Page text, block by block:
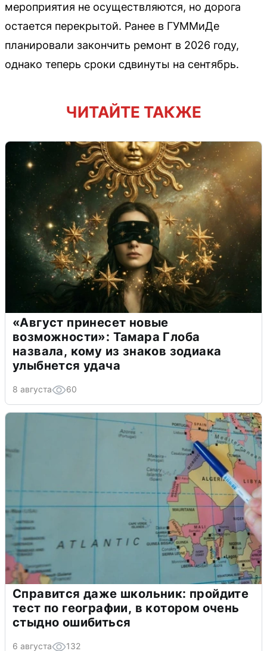
мероприятия не осуществляются, но дорога
остается перекрытой. Ранее в ГУММиДе
планировали закончить ремонт в 2026 году,
однако теперь сроки сдвинуты на сентябрь.
ЧИТАЙТЕ ТАКЖЕ
«Август принесет новые
возможности»: Тамара Глоба
назвала, кому из знаков зодиака
улыбнется удача
8 августа 60
Справится даже школьник: пройдите
тест по географии, в котором очень
стыдно ошибиться
6 августа 132